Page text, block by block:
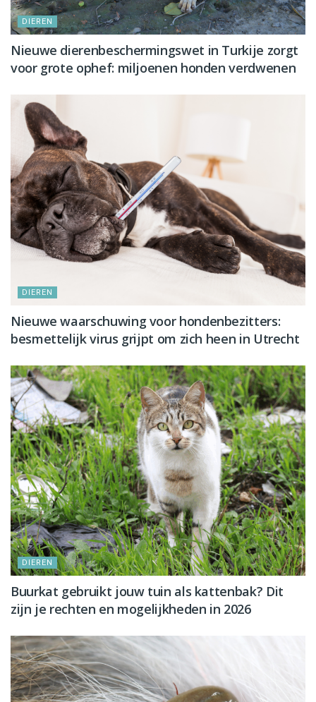
DIEREN
Nieuwe dierenbeschermingswet in Turkije zorgt
voor grote ophef: miljoenen honden verdwenen
DIEREN
Nieuwe waarschuwing voor hondenbezitters:
besmettelijk virus grijpt om zich heen in Utrecht
DIEREN
Buurkat gebruikt jouw tuin als kattenbak? Dit
zijn je rechten en mogelijkheden in 2026